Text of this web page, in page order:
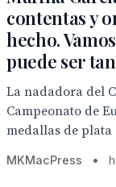
contentas y
hecho.
puede ser
La nadadora del
Campeonato de
medallas de plata
MKMacPress •